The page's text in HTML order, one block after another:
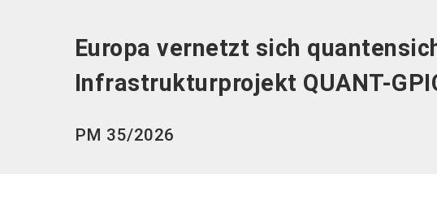
Europa vernetzt sich
Infrastrukturprojekt QUANT-
PM 35/2026